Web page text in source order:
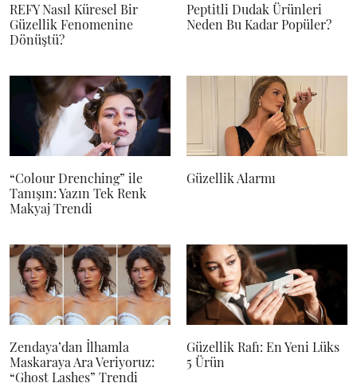
REFY Nasıl Küresel Bir
Güzellik Fenomenine
Dönüştü?
Peptitli Dudak Ürünleri
Neden Bu Kadar Popüler?
“Colour Drenching” ile
Tanışın: Yazın Tek Renk
Makyaj Trendi
Güzellik Alarmı
Zendaya’dan İlhamla
Maskaraya Ara Veriyoruz:
“Ghost Lashes” Trendi
Güzellik Rafı: En Yeni Lüks
5 Ürün